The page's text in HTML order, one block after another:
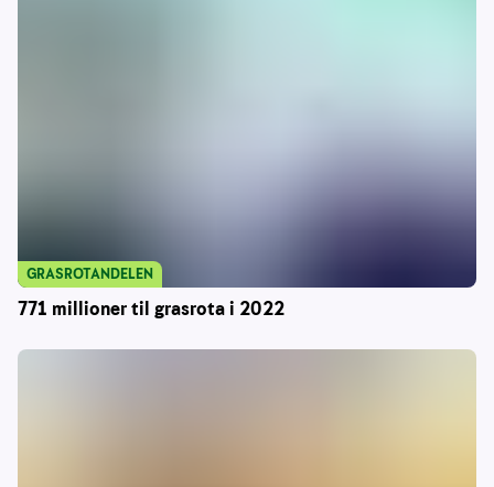
771 millioner til grasrota i 2022
GRASROTANDELEN